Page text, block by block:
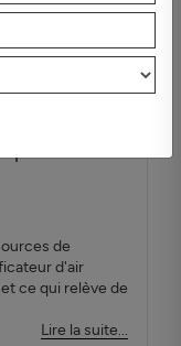
marche
de
d'air
ce qui relève de
Lire la suite...